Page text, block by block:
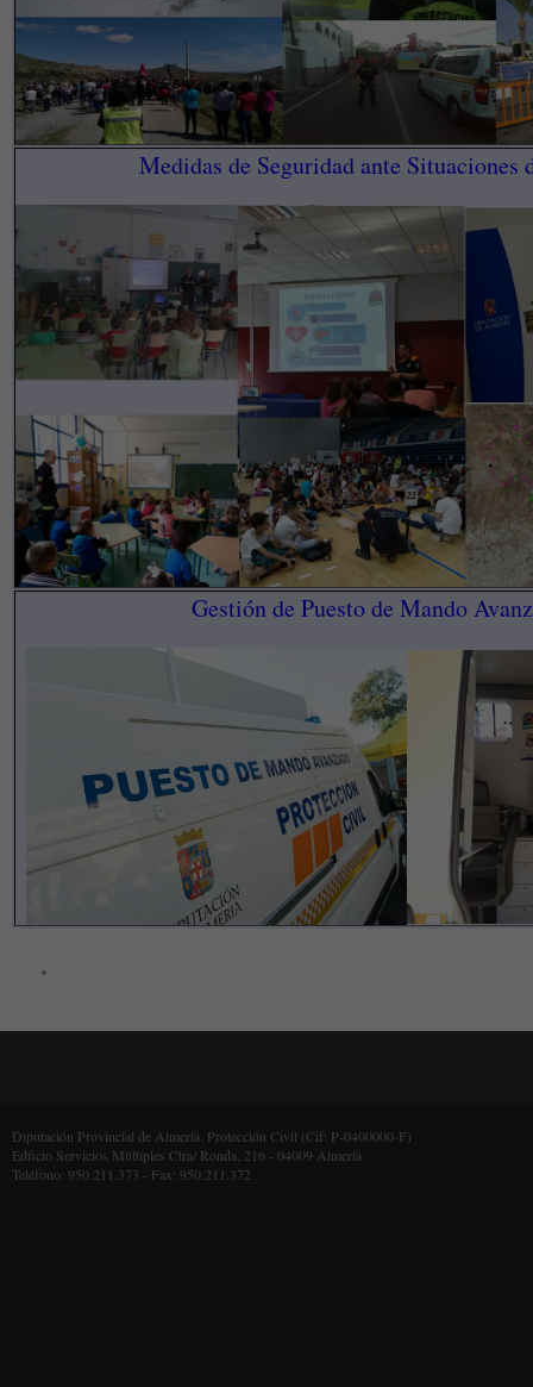
Medidas de Seguridad ante Situaciones
Gestión de Puesto de Mando
Diputación Provincial de Almería. Protección Civil (Cif: P-0400000-F)
Edficio Servicios Múltiples Ctra/ Ronda, 216 - 04009 Almería
Teléfono: 950.211.373 - Fax: 950.211.372